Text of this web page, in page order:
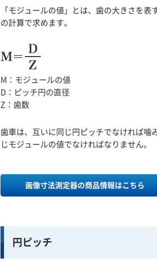
「モジュールの値」とは、歯の大きさを
の計算で求めます。
M：モジュールの値
D：ピッチ円の直径
Z：歯数
歯車は、互いに同じ円ピッチでなければ
じモジュールの値でなければなりません。
画像寸法測定器の商品情報はこちら
円ピッチ